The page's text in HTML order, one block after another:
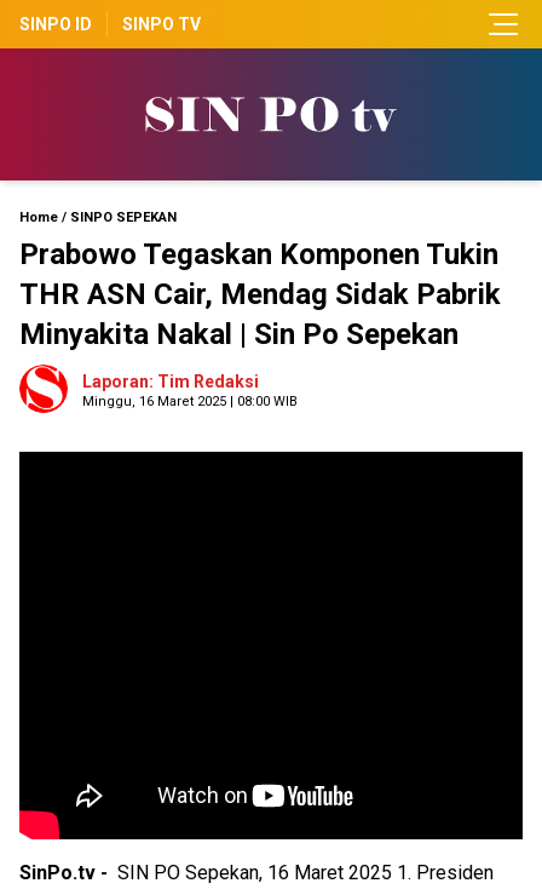
SINPO ID SINPO TV
Home / SINPO SEPEKAN
Prabowo Tegaskan Komponen Tukin
THR ASN Cair, Mendag Sidak Pabrik
Minyakita Nakal | Sin Po Sepekan
Laporan: Tim Redaksi
Minggu, 16 Maret 2025 | 08:00 WIB
SinPo.tv - SIN PO Sepekan, 16 Maret 2025 1. Presiden